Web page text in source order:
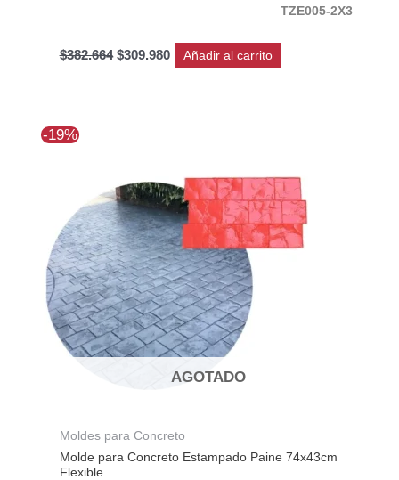
TZE005-2X3
$382.664 $309.980 Añadir al carrito
-19%
AGOTADO
Moldes para Concreto
Molde para Concreto Estampado Paine 74x43cm
Flexible
era:
$139.607.
es:
$113.010.